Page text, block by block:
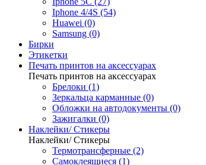
Iphone 4/4S (54)
Huawei (0)
Samsung (0)
Бирки
Этикетки
Печать принтов на аксессуарах
Печать принтов на аксессуарах
Брелоки (1)
Зеркальца карманные (0)
Обложки на автодокументы (0)
Зажигалки (0)
Наклейки/ Стикеры
Наклейки/ Стикеры
Термотрансферные (2)
Самоклеящиеся (1)